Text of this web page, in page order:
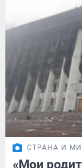
СТРАНА И
«Мои